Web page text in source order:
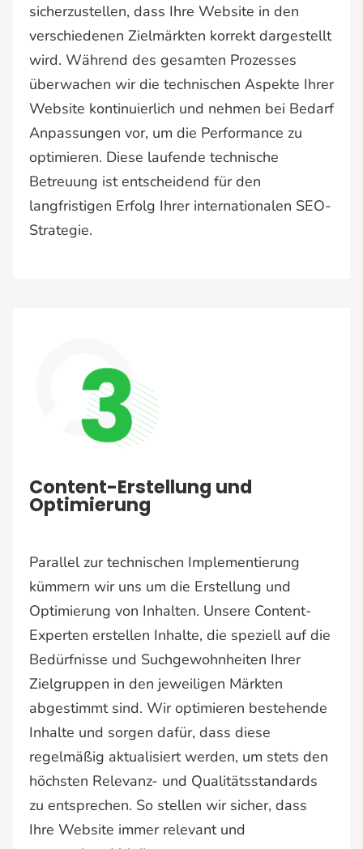
sicherzustellen, dass Ihre Website in den
verschiedenen Zielmärkten korrekt dargestellt
wird. Während des gesamten Prozesses
überwachen wir die technischen Aspekte Ihrer
Website kontinuierlich und nehmen bei Bedarf
Anpassungen vor, um die Performance zu
optimieren. Diese laufende technische
Betreuung ist entscheidend für den
langfristigen Erfolg Ihrer internationalen SEO-
Strategie​​.
Content-Erstellung und
Optimierung
Parallel zur technischen Implementierung
kümmern wir uns um die Erstellung und
Optimierung von Inhalten. Unsere Content-
Experten erstellen Inhalte, die speziell auf die
Bedürfnisse und Suchgewohnheiten Ihrer
Zielgruppen in den jeweiligen Märkten
abgestimmt sind. Wir optimieren bestehende
Inhalte und sorgen dafür, dass diese
regelmäßig aktualisiert werden, um stets den
höchsten Relevanz- und Qualitätsstandards
zu entsprechen. So stellen wir sicher, dass
Ihre Website immer relevant und